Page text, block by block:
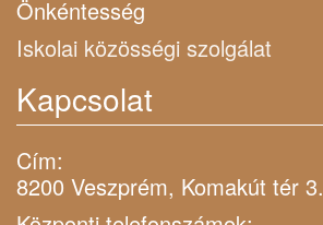
Önkéntesség
Iskolai közösségi szolgálat
Kapcsolat
Cím:
8200 Veszprém, Komakút tér 3.